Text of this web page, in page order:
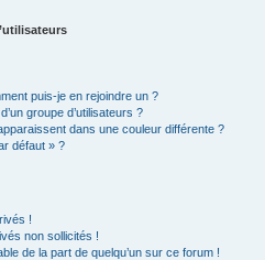
puis-je en rejoindre un ?
groupe d’utilisateurs ?
dans une couleur différente ?
défaut » ?
!
non sollicités !
de la part de quelqu’un sur ce forum !